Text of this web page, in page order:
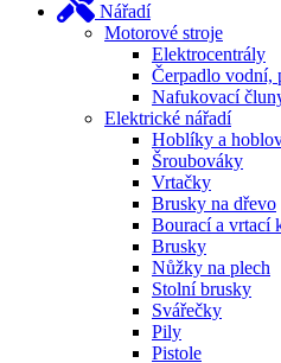
Nářadí
Motorové stroje
Elektrocentrály
Čerpadlo vodní,
Nafukovací
Elektrické nářadí
Hoblíky a
Šroubováky
Vrtačky
Brusky na dřevo
Bourací a vrtací
Brusky
Nůžky na plech
Stolní brusky
Svářečky
Pily
Pistole